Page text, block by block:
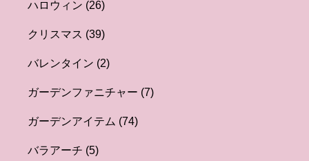
ハロウィン (26)
クリスマス (39)
バレンタイン (2)
ガーデンファニチャー (7)
ガーデンアイテム (74)
バラアーチ (5)